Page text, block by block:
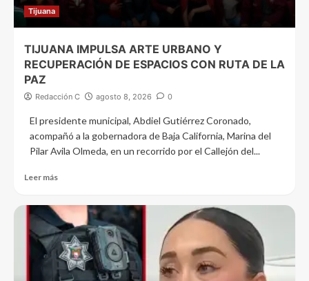
Tijuana
TIJUANA IMPULSA ARTE URBANO Y
RECUPERACIÓN DE ESPACIOS CON RUTA DE LA
PAZ
Redacción C agosto 8, 2026 0
El presidente municipal, Abdiel Gutiérrez Coronado,
acompañó a la gobernadora de Baja California, Marina del
Pilar Avila Olmeda, en un recorrido por el Callejón del...
Leer más